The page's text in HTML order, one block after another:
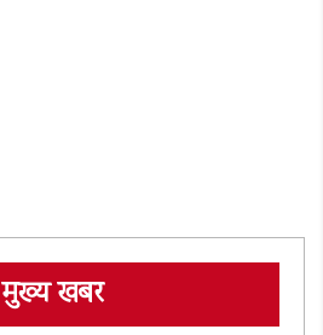
मुख्य खबर